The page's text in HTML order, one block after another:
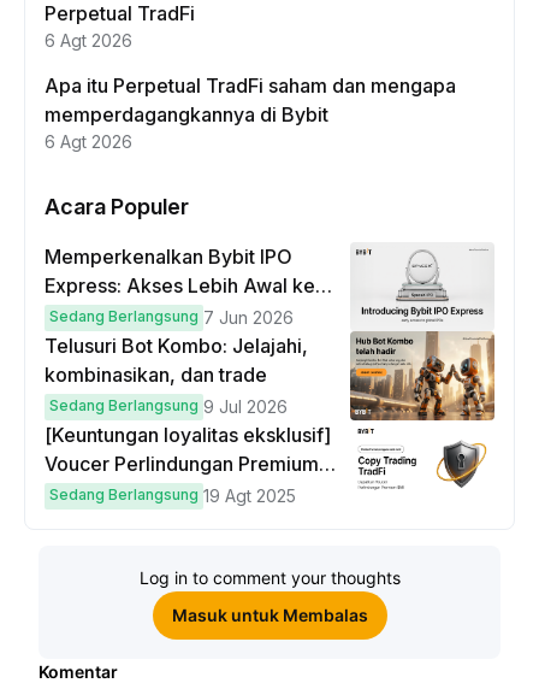
Perpetual TradFi
6 Agt 2026
Apa itu Perpetual TradFi saham dan mengapa
memperdagangkannya di Bybit
6 Agt 2026
Acara Populer
Memperkenalkan Bybit IPO
Express: Akses Lebih Awal ke
IPO Global!
Sedang Berlangsung 7 Jun 2026
Telusuri Bot Kombo: Jelajahi,
kombinasikan, dan trade
Sedang Berlangsung 9 Jul 2026
[Keuntungan loyalitas eksklusif]
Voucer Perlindungan Premium
hingga $50
Sedang Berlangsung 19 Agt 2025
Log in to comment your thoughts
Masuk untuk Membalas
Komentar